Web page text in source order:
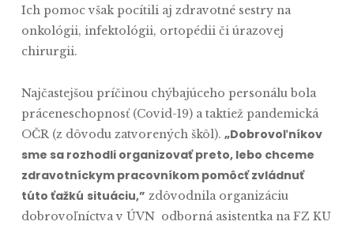
Ich pomoc však pocítili aj zdravotné sestry na
onkológii, infektológii, ortopédii či úrazovej
chirurgii.
Najčastejšou príčinou chýbajúceho personálu bola
práceneschopnosť (Covid-19) a taktiež pandemická
OČR (z dôvodu zatvorených škôl). „Dobrovoľníkov
sme sa rozhodli organizovať preto, lebo chceme
zdravotníckym pracovníkom pomôcť zvládnuť
túto ťažkú situáciu,” zdôvodnila organizáciu
dobrovoľníctva v ÚVN odborná asistentka na FZ KU